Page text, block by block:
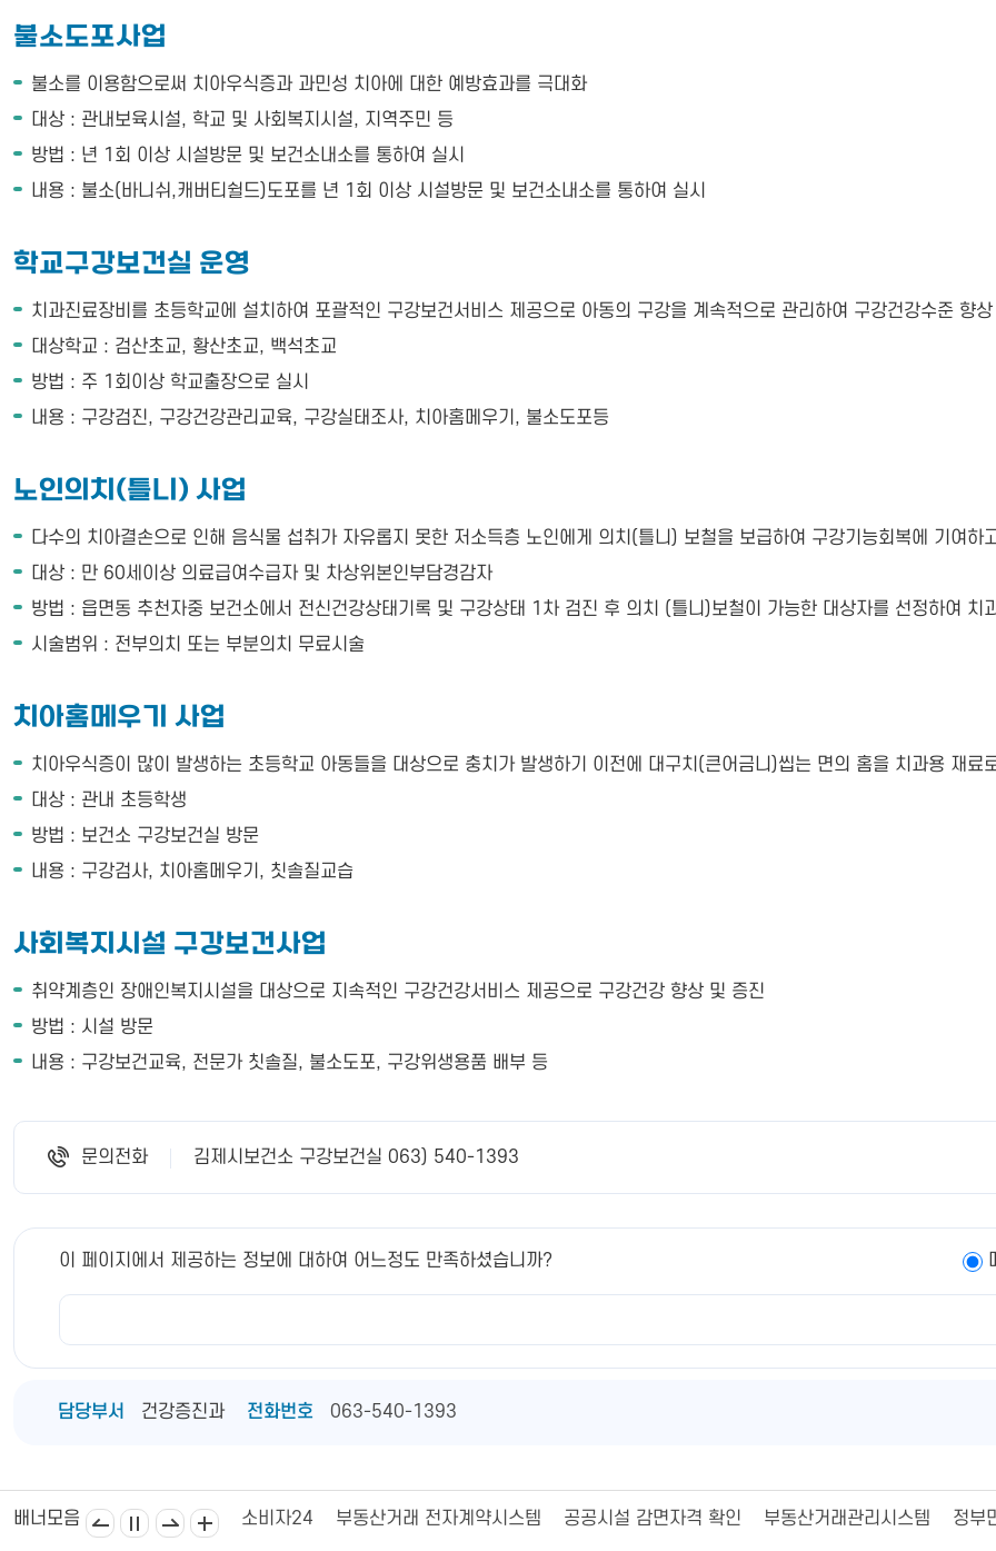
불소도포사업
불소를 이용함으로써 치아우식증과 과민성 치아에 대한 예방효과를 극대화
대상 : 관내보육시설, 학교 및 사회복지시설, 지역주민 등
방법 : 년 1회 이상 시설방문 및 보건소내소를 통하여 실시
내용 : 불소(바니쉬,캐버티쉴드)도포를 년 1회 이상 시설방문 및 보건소내소를 통하여 실시
학교구강보건실 운영
치과진료장비를 초등학교에 설치하여 포괄적인 구강보건서비스 제공으로 아동의 구강을 계속적으로 관리하여 구강건강수준 향상
대상학교 : 검산초교, 황산초교, 백석초교
방법 : 주 1회이상 학교출장으로 실시
내용 : 구강검진, 구강건강관리교육, 구강실태조사, 치아홈메우기, 불소도포등
노인의치(틀니) 사업
다수의 치아결손으로 인해 음식물 섭취가 자유롭지 못한 저소득층 노인에게 의치(틀니) 보철을 보급하여 구강기능회복에 기여하
대상 : 만 60세이상 의료급여수급자 및 차상위본인부담경감자
방법 : 읍면동 추천자중 보건소에서 전신건강상태기록 및 구강상태 1차 검진 후 의치 (틀니)보철이 가능한 대상자를 선정하여 치
시술범위 : 전부의치 또는 부분의치 무료시술
치아홈메우기 사업
치아우식증이 많이 발생하는 초등학교 아동들을 대상으로 충치가 발생하기 이전에 대구치(큰어금니)씹는 면의 홈을 치과용 재료
대상 : 관내 초등학생
방법 : 보건소 구강보건실 방문
내용 : 구강검사, 치아홈메우기, 칫솔질교습
사회복지시설 구강보건사업
취약계층인 장애인복지시설을 대상으로 지속적인 구강건강서비스 제공으로 구강건강 향상 및 증진
방법 : 시설 방문
내용 : 구강보건교육, 전문가 칫솔질, 불소도포, 구강위생용품 배부 등
문의전화 김제시보건소 구강보건실 063) 540-1393
이 페이지에서 제공하는 정보에 대하여 어느정도 만족하셨습니까?
담당부서 건강증진과 전화번호 063-540-1393
배너모음
제상공회의소 김제시의회 소비자24 부동산거래 전자계약시스템 공공시설 감면자격 확인 부동산거래관리시스템 정부